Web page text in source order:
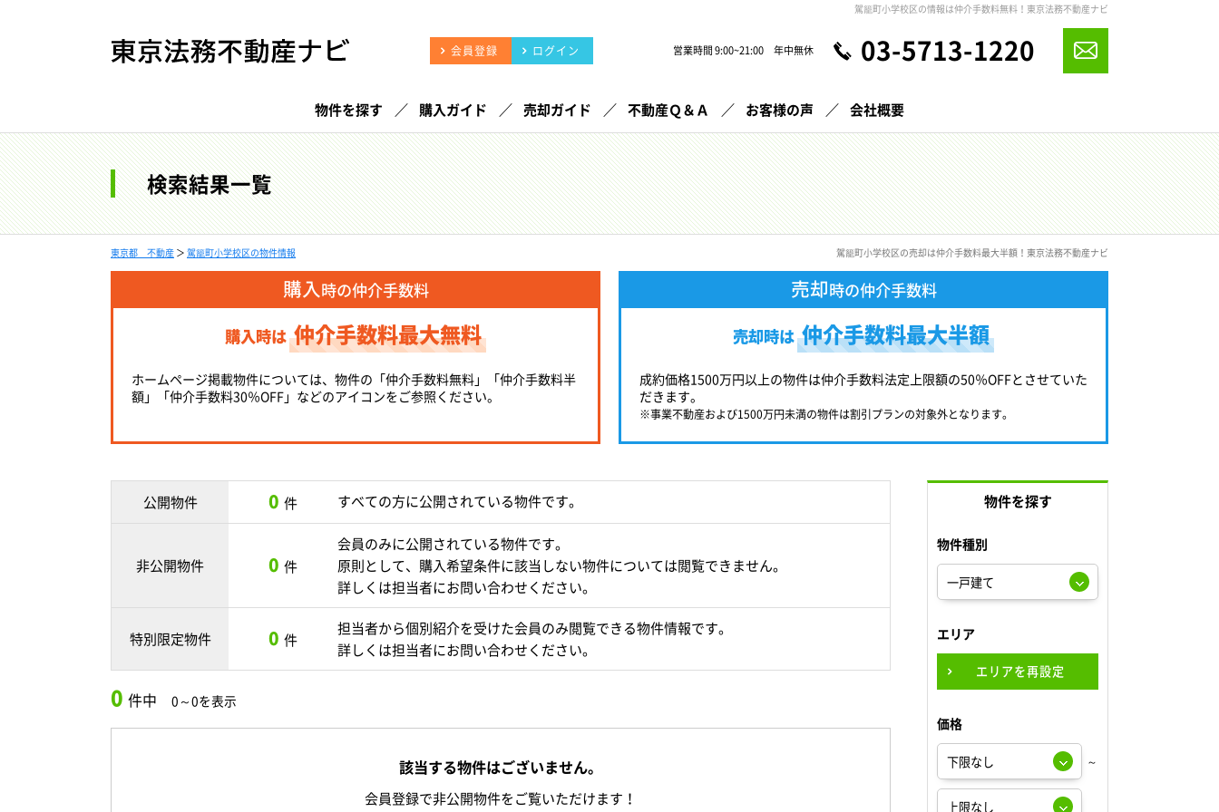
駕籠町小学校区の情報は仲介手数料無料！東京法務不動産ナビ
会員登録 ログイン 営業時間 9:00~21:00 年中無休 03-5713-1220
物件を探す 購入ガイド 売却ガイド 不動産Ｑ＆Ａ お客様の声 会社概要
検索結果一覧
東京都 不動産 ＞ 駕籠町小学校区の物件情報 駕籠町小学校区の売却は仲介手数料最大半額！東京法務不動産ナビ
購入時の仲介手数料
購入時は 仲介手数料最大無料
ホームページ掲載物件については、物件の「仲介手数料無料」「仲介手数料半
額」「仲介手数料30％OFF」などのアイコンをご参照ください。
売却時の仲介手数料
売却時は 仲介手数料最大半額
成約価格1500万円以上の物件は仲介手数料法定上限額の50％OFFとさせていた
だきます。
※事業不動産および1500万円未満の物件は割引プランの対象外となります。
公開物件 0 件 すべての方に公開されている物件です。
非公開物件 0 件
会員のみに公開されている物件です。
原則として、購入希望条件に該当しない物件については閲覧できません。
詳しくは担当者にお問い合わせください。
特別限定物件 0 件
担当者から個別紹介を受けた会員のみ閲覧できる物件情報です。
詳しくは担当者にお問い合わせください。
0 件中 0～0を表示
該当する物件はございません。
会員登録で非公開物件をご覧いただけます！
物件を探す
物件種別
エリア
エリアを再設定
価格
～